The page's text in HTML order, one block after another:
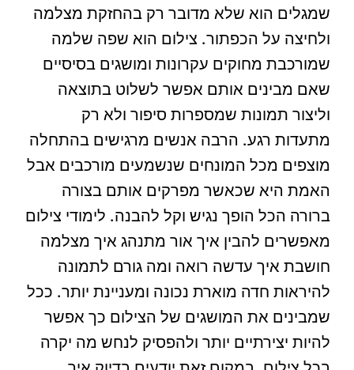
שמגלים הוא שלא מדובר רק בהחזקת מצלמה
ולחיצה על הכפתור. צילום הוא שפה שלמה
שמורכבת מחוקים עקרונות ומושגים בסיסיים
שאם מבינים אותם אפשר לשלוט בתוצאה
וליצור תמונות שמספרות סיפור ולא רק
מתעדות רגע. הרבה אנשים מרגישים בהתחלה
מוצפים מכל המונחים שנשמעים מורכבים אבל
האמת היא שכאשר מפרקים אותם בצורה
ברורה הכל הופך נגיש וקל להבנה. לימודי צילום
מאפשרים להבין איך אור מתנהג איך מצלמה
חושבת איך עדשה רואה ומה גורם לתמונה
להיראות חדה מוארת נכונה ומעניינת יותר. ככל
שמבינים את המושגים של הצילום כך אפשר
להיות יצירתיים יותר ולהפסיק לנחש מה יקרה